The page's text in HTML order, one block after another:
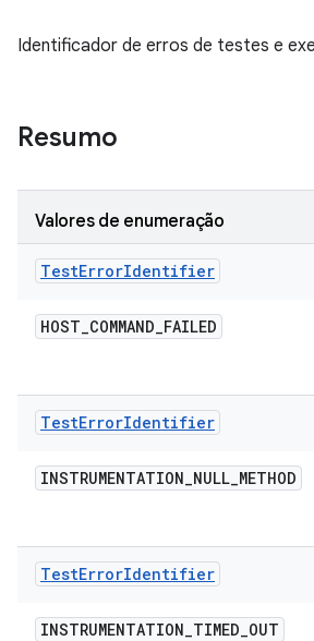
Identificador de erros de testes e
Resumo
Valores de enumeração
TestErrorIdentifier
HOST_COMMAND_FAILED
TestErrorIdentifier
INSTRUMENTATION_NULL_METHOD
TestErrorIdentifier
INSTRUMENTATION_TIMED_OUT